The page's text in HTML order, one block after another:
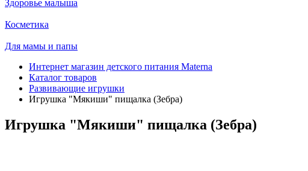
Здоровье малыша
Косметика
Для мамы и папы
Интернет магазин детского питания Materna
Каталог товаров
Развивающие игрушки
Игрушка "Мякиши" пищалка (Зебра)
Игрушка "Мякиши" пищалка (Зебра)